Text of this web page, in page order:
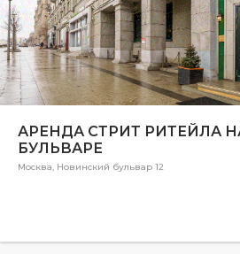
АРЕНДА СТРИТ РИТЕЙЛА
БУЛЬВАРЕ
Москва, Новинский бульвар 12